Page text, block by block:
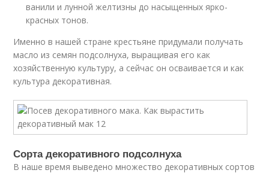
ванили и лунной желтизны до насыщенных ярко-
красных тонов.
Именно в нашей стране крестьяне придумали получать
масло из семян подсолнуха, выращивая его как
хозяйственную культуру, а сейчас он осваивается и как
культура декоративная.
Сорта декоративного подсолнуха
В наше время выведено множество декоративных сортов